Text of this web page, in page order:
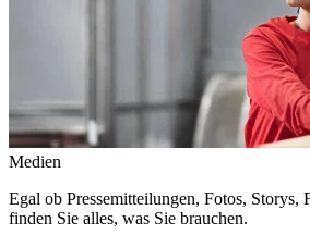
Medien
Egal ob Pressemitteilungen, Fotos, Storys,
finden Sie alles, was Sie brauchen.